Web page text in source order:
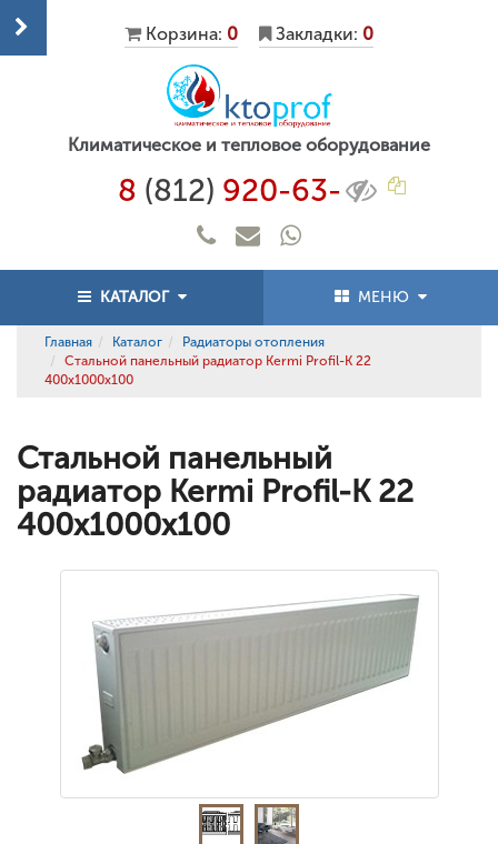
Корзина: 0 Закладки: 0
Климатическое и тепловое оборудование
8 (812) 920-63-
КАТАЛОГ МЕНЮ
Главная Каталог
Радиаторы отопления
Стальной панельный радиатор Kermi Profil-K 22
400x1000x100
Стальной панельный
радиатор Kermi Profil-K 22
400x1000x100